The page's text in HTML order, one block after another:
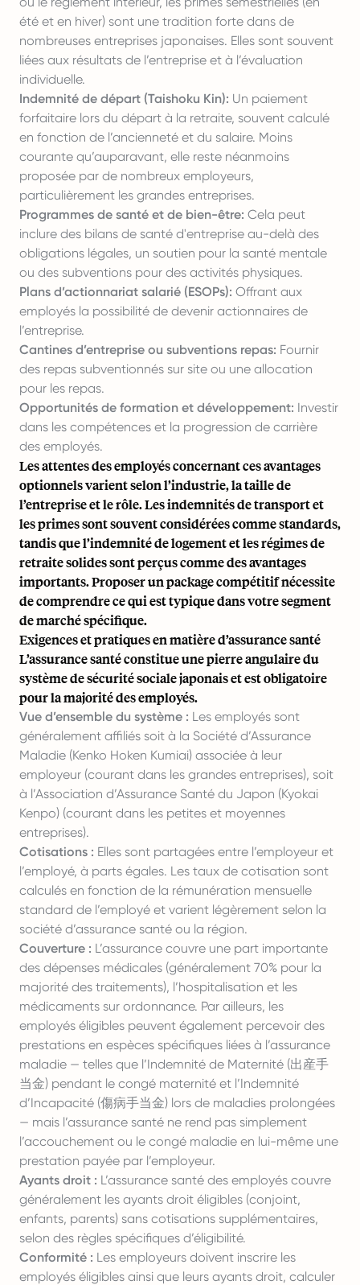
été et en hiver) sont une tradition forte dans de
nombreuses entreprises japonaises. Elles sont souvent
liées aux résultats de l’entreprise et à l’évaluation
individuelle.
Indemnité de départ (Taishoku Kin): Un paiement
forfaitaire lors du départ à la retraite, souvent calculé
en fonction de l’ancienneté et du salaire. Moins
courante qu’auparavant, elle reste néanmoins
proposée par de nombreux employeurs,
particulièrement les grandes entreprises.
Programmes de santé et de bien-être: Cela peut
inclure des bilans de santé d'entreprise au-delà des
obligations légales, un soutien pour la santé mentale
ou des subventions pour des activités physiques.
Plans d’actionnariat salarié (ESOPs): Offrant aux
employés la possibilité de devenir actionnaires de
l’entreprise.
Cantines d’entreprise ou subventions repas: Fournir
des repas subventionnés sur site ou une allocation
pour les repas.
Opportunités de formation et développement: Investir
dans les compétences et la progression de carrière
des employés.
Les attentes des employés concernant ces avantages
optionnels varient selon l’industrie, la taille de
l’entreprise et le rôle. Les indemnités de transport et
les primes sont souvent considérées comme standards,
tandis que l’indemnité de logement et les régimes de
retraite solides sont perçus comme des avantages
importants. Proposer un package compétitif nécessite
de comprendre ce qui est typique dans votre segment
de marché spécifique.
Exigences et pratiques en matière d’assurance santé
L’assurance santé constitue une pierre angulaire du
système de sécurité sociale japonais et est obligatoire
pour la majorité des employés.
Vue d’ensemble du système : Les employés sont
généralement affiliés soit à la Société d’Assurance
Maladie (Kenko Hoken Kumiai) associée à leur
employeur (courant dans les grandes entreprises), soit
à l’Association d’Assurance Santé du Japon (Kyokai
Kenpo) (courant dans les petites et moyennes
entreprises).
Cotisations : Elles sont partagées entre l’employeur et
l’employé, à parts égales. Les taux de cotisation sont
calculés en fonction de la rémunération mensuelle
standard de l’employé et varient légèrement selon la
société d’assurance santé ou la région.
Couverture : L’assurance couvre une part importante
des dépenses médicales (généralement 70% pour la
majorité des traitements), l’hospitalisation et les
médicaments sur ordonnance. Par ailleurs, les
employés éligibles peuvent également percevoir des
prestations en espèces spécifiques liées à l’assurance
maladie — telles que l’Indemnité de Maternité (出産手
当金) pendant le congé maternité et l’Indemnité
d’Incapacité (傷病手当金) lors de maladies prolongées
— mais l’assurance santé ne rend pas simplement
l’accouchement ou le congé maladie en lui-même une
prestation payée par l’employeur.
Ayants droit : L’assurance santé des employés couvre
généralement les ayants droit éligibles (conjoint,
enfants, parents) sans cotisations supplémentaires,
selon des règles spécifiques d’éligibilité.
Conformité : Les employeurs doivent inscrire les
employés éligibles ainsi que leurs ayants droit, calculer